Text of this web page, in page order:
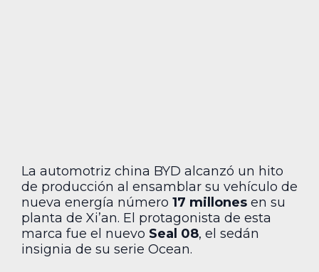
La automotriz china BYD alcanzó un hito
de producción al ensamblar su vehículo de
nueva energía número 17 millones en su
planta de Xi’an. El protagonista de esta
marca fue el nuevo Seal 08, el sedán
insignia de su serie Ocean.